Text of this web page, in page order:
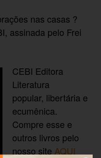
nas casas ?
assinada pelo Frei
CEBI Editora
Literatura
popular, libertária e
ecumênica.
Compre esse e
outros livros pelo
nosso site AQUI